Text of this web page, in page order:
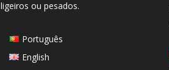
ligeiros ou pesados.
Português
English